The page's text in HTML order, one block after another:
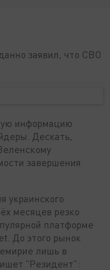
заявил, что СВО
информацию
Дескать,
завершения
украинского
месяцев резко
платформе
До этого рынок
лишь в
"Резидент":